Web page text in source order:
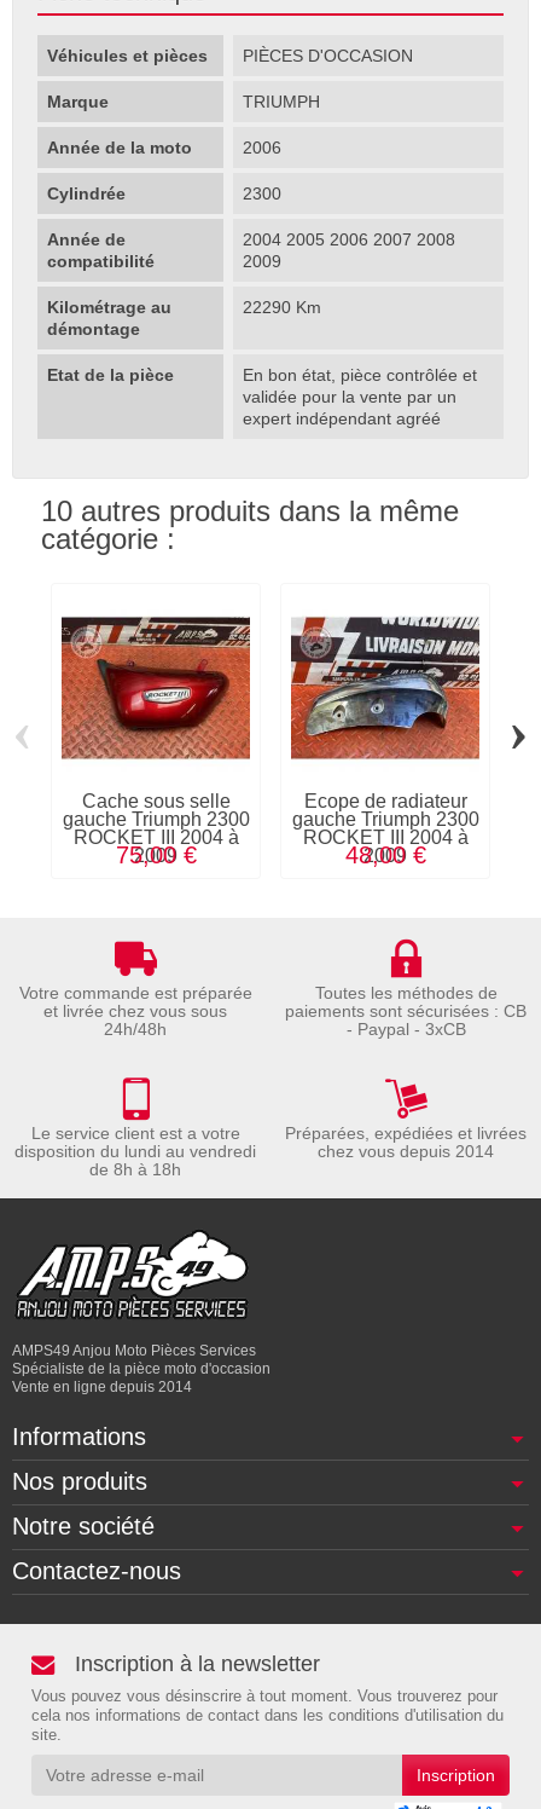
Véhicules et pièces PIÈCES D'OCCASION
Marque TRIUMPH
Année de la moto 2006
Cylindrée 2300
Année de
compatibilité
2004 2005 2006 2007 2008
2009
Kilométrage au
démontage
22290 Km
Etat de la pièce
En bon état, pièce contrôlée et
validée pour la vente par un
expert indépendant agréé
10 autres produits dans la même
catégorie :
Cache sous selle
gauche Triumph 2300
ROCKET III 2004 à
2009
75,00 €
Ecope de radiateur
gauche Triumph 2300
ROCKET III 2004 à
2009
48,00 €
‹ ›
Votre commande est préparée
et livrée chez vous sous
24h/48h
Toutes les méthodes de
paiements sont sécurisées : CB
- Paypal - 3xCB
Le service client est a votre
disposition du lundi au vendredi
de 8h à 18h
Préparées, expédiées et livrées
chez vous depuis 2014
AMPS49 Anjou Moto Pièces Services
Spécialiste de la pièce moto d'occasion
Vente en ligne depuis 2014
Informations
Nos produits
Notre société
Contactez-nous
Inscription à la newsletter
Vous pouvez vous désinscrire à tout moment. Vous trouverez pour
cela nos informations de contact dans les conditions d'utilisation du
site.